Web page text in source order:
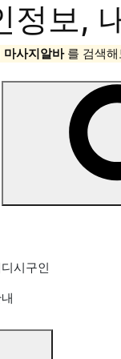
정보,
마사지알바 를 검색
시구인